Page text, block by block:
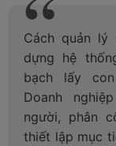
Cách quản lý
dựng hệ
bạch lấy
Doanh
người, phân
thiết lập mục